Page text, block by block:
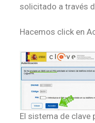
solicitado a través
Hacemos click en
El sistema de clave